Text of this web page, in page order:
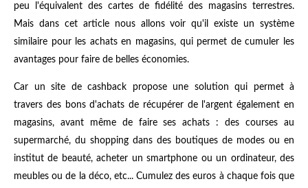
peu l'équivalent des cartes de fidélité des magasins terrestres.
Mais dans cet article nous allons voir qu'il existe un système
similaire pour les achats en magasins, qui permet de cumuler les
avantages pour faire de belles économies.
Car un site de cashback propose une solution qui permet à
travers des bons d'achats de récupérer de l'argent également en
magasins, avant même de faire ses achats : des courses au
supermarché, du shopping dans des boutiques de modes ou en
institut de beauté, acheter un smartphone ou un ordinateur, des
meubles ou de la déco, etc... Cumulez des euros à chaque fois que